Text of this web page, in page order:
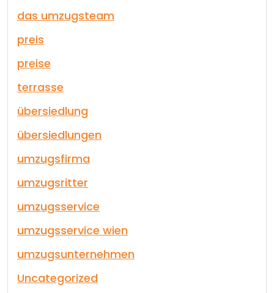
das umzugsteam
preis
preise
terrasse
übersiedlung
übersiedlungen
umzugsfirma
umzugsritter
umzugsservice
umzugsservice wien
umzugsunternehmen
Uncategorized